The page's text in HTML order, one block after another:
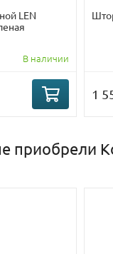
LEN
В наличии
1
приобрели